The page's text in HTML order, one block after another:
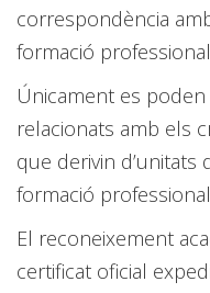
correspondència
formació
Únicament es
relacionats amb els
que derivin
formació
El reconeixement
certificat oficial